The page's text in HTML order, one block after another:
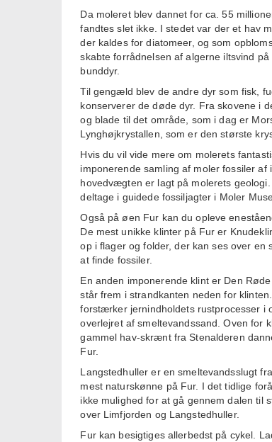
Da moleret blev dannet for ca. 55
fandtes slet ikke. I stedet var der et hav
der kaldes for diatomeer, og som
skabte forrådnelsen af algerne iltsvind
bunddyr.
Til gengæld blev de andre dyr som fisk,
konserverer de døde dyr. Fra skovene i
og blade til det område, som i dag er
Lynghøjkrystallen, som er den største
Hvis du vil vide mere om molerets
imponerende samling af moler fossiler
hovedvægten er lagt på molerets
deltage i guidede fossiljagter i Moler
Også på øen Fur kan du opleve
De mest unikke klinter på Fur er
op i flager og folder, der kan ses over
at finde fossiler.
En anden imponerende klint er Den
står frem i strandkanten neden for
forstærker jernindholdets rustprocesser i
overlejret af smeltevandssand. Oven for
gammel hav-skrænt fra Stenalderen
Fur.
Langstedhuller er en smeltevandsslugt
mest naturskønne på Fur. I det tidlige
ikke mulighed for at gå gennem dalen til
over Limfjorden og Langstedhuller.
Fur kan besigtiges allerbedst på cykel.